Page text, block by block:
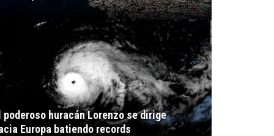
poderoso huracán Lorenzo se dirige
Europa batiendo records